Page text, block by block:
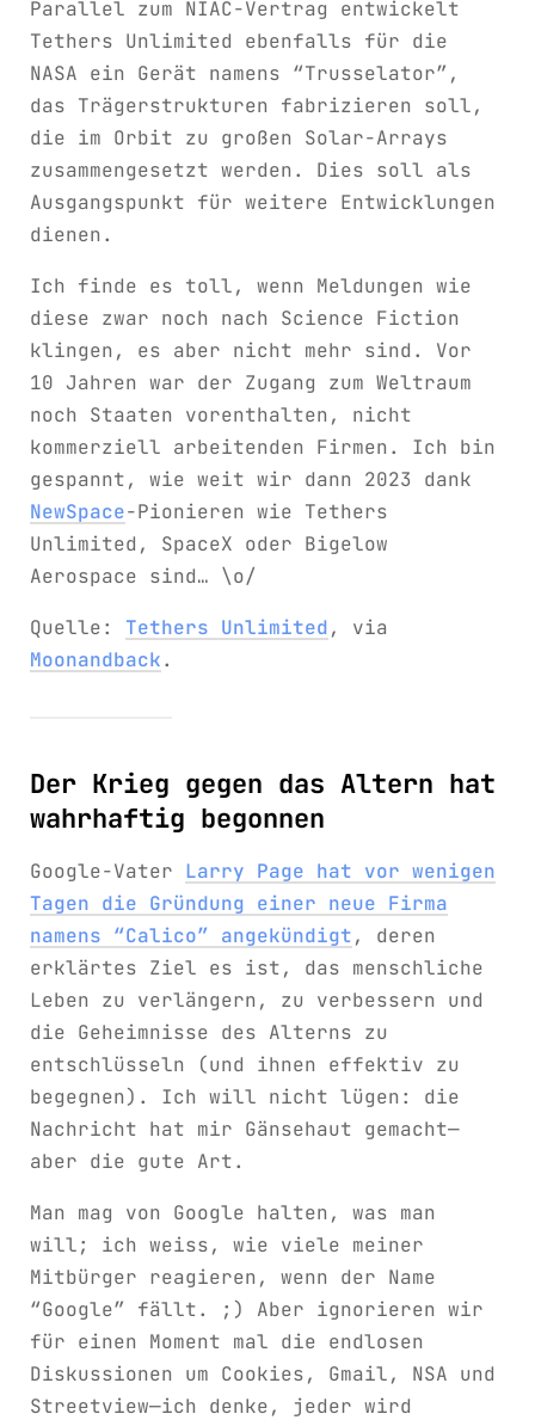
Parallel zum NIAC-Vertrag entwickelt
Tethers Unlimited ebenfalls für die
NASA ein Gerät namens “Trusselator”,
das Trägerstrukturen fabrizieren soll,
die im Orbit zu großen Solar-Arrays
zusammengesetzt werden. Dies soll als
Ausgangspunkt für weitere Entwicklungen
dienen.
Ich finde es toll, wenn Meldungen wie
diese zwar noch nach Science Fiction
klingen, es aber nicht mehr sind. Vor
10 Jahren war der Zugang zum Weltraum
noch Staaten vorenthalten, nicht
kommerziell arbeitenden Firmen. Ich bin
gespannt, wie weit wir dann 2023 dank
NewSpace-Pionieren wie Tethers
Unlimited, SpaceX oder Bigelow
Aerospace sind… \o/
Quelle: Tethers Unlimited, via
Moonandback.
Der Krieg gegen das Altern hat
wahrhaftig begonnen
Google-Vater Larry Page hat vor wenigen
Tagen die Gründung einer neue Firma
namens “Calico” angekündigt, deren
erklärtes Ziel es ist, das menschliche
Leben zu verlängern, zu verbessern und
die Geheimnisse des Alterns zu
entschlüsseln (und ihnen effektiv zu
begegnen). Ich will nicht lügen: die
Nachricht hat mir Gänsehaut gemacht—
aber die gute Art.
Man mag von Google halten, was man
will; ich weiss, wie viele meiner
Mitbürger reagieren, wenn der Name
“Google” fällt. ;) Aber ignorieren wir
für einen Moment mal die endlosen
Diskussionen um Cookies, Gmail, NSA und
Streetview—ich denke, jeder wird